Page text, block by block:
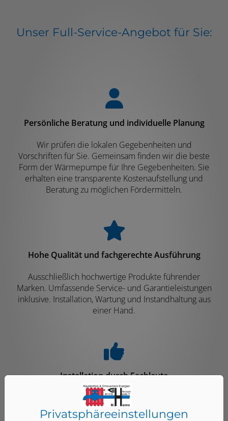
Unser Full-Service-Angebot für Sie:
Persönliche Beratung und individuelle Planung
Wir prüfen die lokalen Gegebenheiten und
Vorschriften für Sie. Gemeinsam finden wir die beste
Form der Wärmepumpe für Ihre Gegebenheiten. Sie
erhalten eine transparente Kostenaufstellung und
Beratung zu möglichen Fördermitteln.
Hohe Qualität und fachgerechte Ausführung
Ausschließlich hochwertige Produkte führender
Marken. Umfassende Service- und Garantieleistungen
inklusive. Installation, Wartung und Instandhaltung aus
einer Hand.
Installation durch Fachleute
Wir koordinieren alle beteiligten Gewerke und Ämter.
Abstimmung auf ggf. vorhandene oder benötigte
Privatsphäre­einstellungen